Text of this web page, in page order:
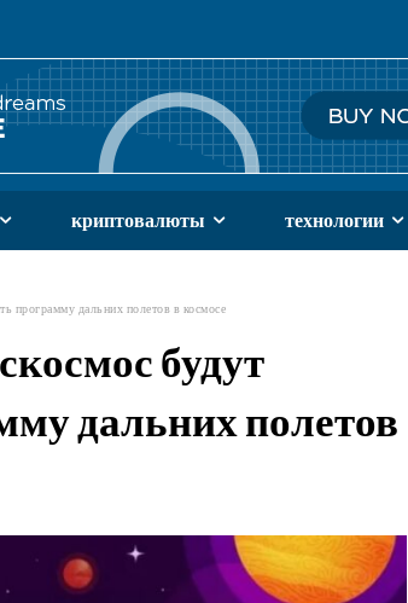
криптовалюты технологии
программу дальних полетов в космосе
будут
дальних полетов